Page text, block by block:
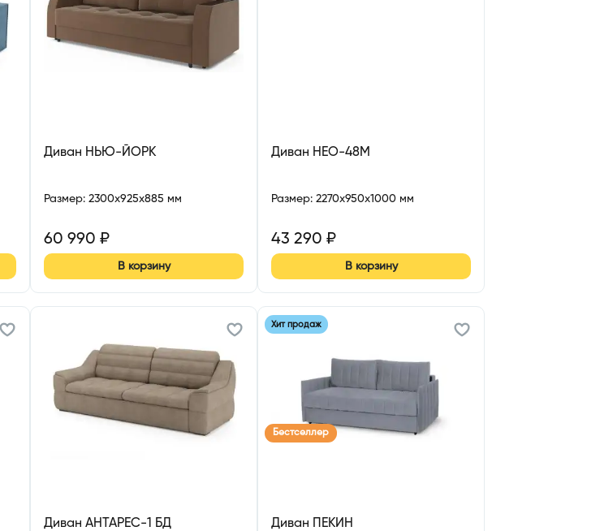
Диван НЬЮ-ЙОРК
Размер: 2300x925x885 мм
60 990 ₽
В корзину
Диван НЕО-48М
Размер: 2270x950x1000 мм
43 290 ₽
В корзину
Диван АНТАРЕС-1 БД
Хит продаж
Бестселлер
Диван ПЕКИН